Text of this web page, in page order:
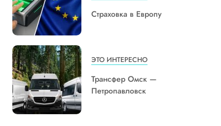
Страховка в Европу
ЭТО ИНТЕРЕСНО
Трансфер Омск —
Петропавловск